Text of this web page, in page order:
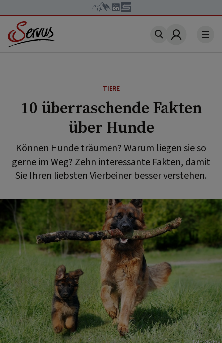
Account
TIERE
10 überraschende Fakten
über Hunde
Können Hunde träumen? Warum liegen sie so
gerne im Weg? Zehn interessante Fakten, damit
Sie Ihren liebsten Vierbeiner besser verstehen.